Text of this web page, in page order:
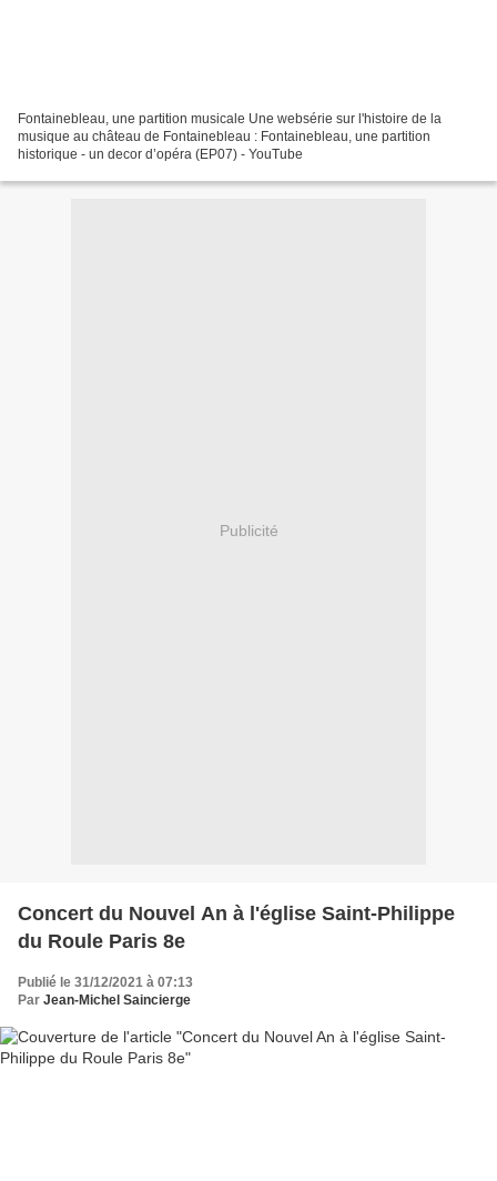
Fontainebleau, une partition musicale Une websérie sur l'histoire de la
musique au château de Fontainebleau : Fontainebleau, une partition
historique - un decor d’opéra (EP07) - YouTube
Publicité
Concert du Nouvel An à l'église Saint-Philippe
du Roule Paris 8e
Publié le 31/12/2021 à 07:13
Par Jean-Michel Saincierge